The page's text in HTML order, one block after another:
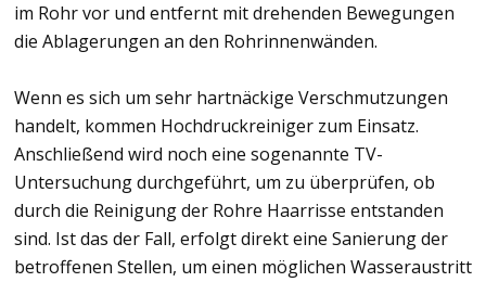
im Rohr vor und entfernt mit drehenden Bewegungen
die Ablagerungen an den Rohrinnenwänden.
Wenn es sich um sehr hartnäckige Verschmutzungen
handelt, kommen Hochdruckreiniger zum Einsatz.
Anschließend wird noch eine sogenannte TV-
Untersuchung durchgeführt, um zu überprüfen, ob
durch die Reinigung der Rohre Haarrisse entstanden
sind. Ist das der Fall, erfolgt direkt eine Sanierung der
betroffenen Stellen, um einen möglichen Wasseraustritt